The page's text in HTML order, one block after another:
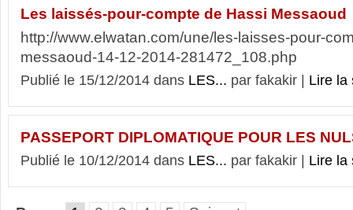
Les laissés-pour-compte de Hassi Messaoud
http://www.elwatan.com/une/les-laisses-pour-
messaoud-14-12-2014-281472_108.php
Publié le 15/12/2014 dans LES... par fakakir | Lire la
PASSEPORT DIPLOMATIQUE POUR LES
Publié le 10/12/2014 dans LES... par fakakir | Lire la